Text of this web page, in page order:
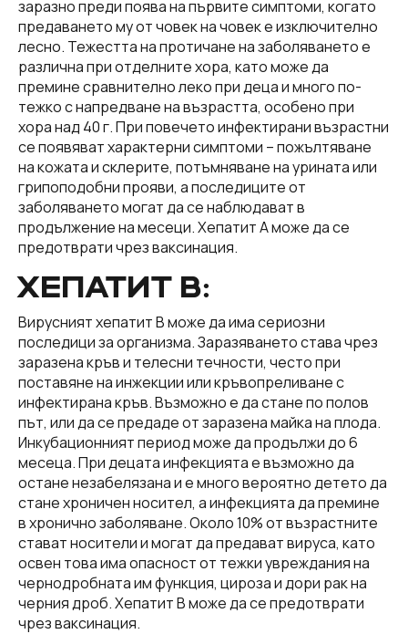
заразно преди поява на първите симптоми, когато
предаването му от човек на човек е изключително
лесно. Тежестта на протичане на заболяването е
различна при отделните хора, като може да
премине сравнително леко при деца и много по-
тежко с напредване на възрастта, особено при
хора над 40 г. При повечето инфектирани възрастни
се появяват характерни симптоми – пожълтяване
на кожата и склерите, потъмняване на урината или
грипоподобни прояви, а последиците от
заболяването могат да се наблюдават в
продължение на месеци. Хепатит А може да се
предотврати чрез ваксинация.
ХЕПАТИТ B:
Вирусният хепатит В може да има сериозни
последици за организма. Заразяването става чрез
заразена кръв и телесни течности, често при
поставяне на инжекции или кръвопреливане с
инфектирана кръв. Възможно е да стане по полов
път, или да се предаде от заразена майка на плода.
Инкубационният период може да продължи до 6
месеца. При децата инфекцията е възможно да
остане незабелязана и е много вероятно детето да
стане хроничен носител, а инфекцията да премине
в хронично заболяване. Около 10% от възрастните
стават носители и могат да предават вируса, като
освен това има опасност от тежки увреждания на
чернодробната им функция, цироза и дори рак на
черния дроб. Хепатит В може да се предотврати
чрез ваксинация.